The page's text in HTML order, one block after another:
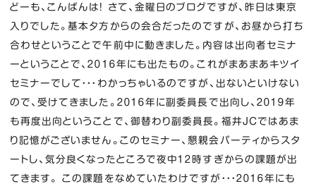
どーも、こんばんは！ さて、金曜日のブログですが、昨日は東京
入りでした。基本夕方からの会合だったのですが、お昼から打ち
合わせということで午前中に動きました。内容は出向者セミナ
ーということで、２０１６年にも出たもの。これがまあまあキツイ
セミナーでして・・・わかっちゃいるのですが、出ないといけない
ので、受けてきました。２０１６年に副委員長で出向し、２０１９年
も再度出向ということで、御替わり副委員長。福井JCではあま
り記憶がございません。このセミナー、懇親会パーティからスタ
ートし、気分良くなったところで夜中１２時すぎからの課題が出
てきます。 この課題をなめていたわけですが・・・２０１６年にも